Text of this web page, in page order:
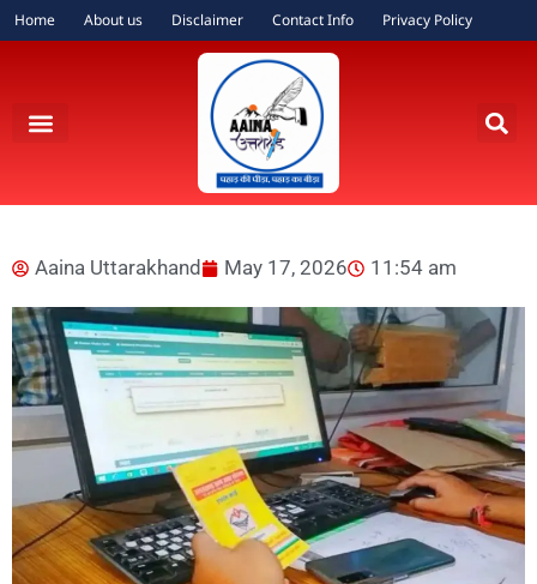
Home About us Disclaimer Contact Info Privacy Policy
Aaina Uttarakhand May 17, 2026 11:54 am